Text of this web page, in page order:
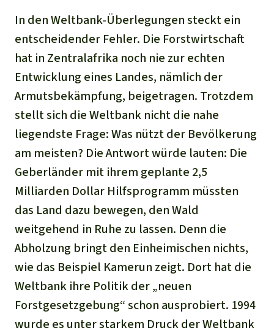
In den Weltbank-Überlegungen steckt ein
entscheidender Fehler. Die Forstwirtschaft
hat in Zentralafrika noch nie zur echten
Entwicklung eines Landes, nämlich der
Armutsbekämpfung, beigetragen. Trotzdem
stellt sich die Weltbank nicht die nahe
liegendste Frage: Was nützt der Bevölkerung
am meisten? Die Antwort würde lauten: Die
Geberländer mit ihrem geplante 2,5
Milliarden Dollar Hilfsprogramm müssten
das Land dazu bewegen, den Wald
weitgehend in Ruhe zu lassen. Denn die
Abholzung bringt den Einheimischen nichts,
wie das Beispiel Kamerun zeigt. Dort hat die
Weltbank ihre Politik der „neuen
Forstgesetzgebung“ schon ausprobiert. 1994
wurde es unter starkem Druck der Weltbank